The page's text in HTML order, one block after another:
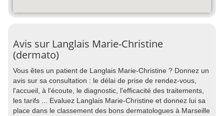
Avis sur Langlais Marie-Christine
(dermato)
Vous êtes un patient de Langlais Marie-Christine ? Donnez un
avis sur sa consultation : le délai de prise de rendez-vous,
l'accueil, à l'écoute, le diagnostic, l'efficacité des traitements,
les tarifs ... Evaluez Langlais Marie-Christine et donnez lui sa
place dans le classement des bons dermatologues à Marseille